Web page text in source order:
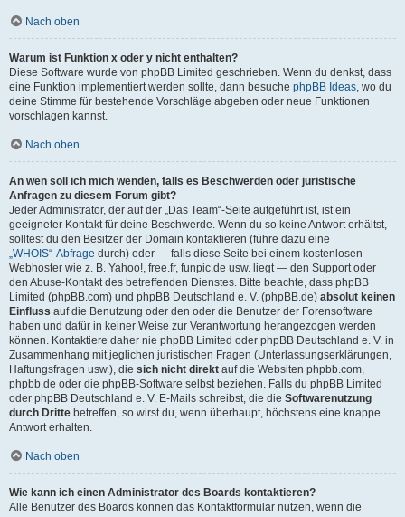
Nach oben
Warum ist Funktion x oder y nicht enthalten?
Diese Software wurde von phpBB Limited geschrieben. Wenn du denkst, dass
eine Funktion implementiert werden sollte, dann besuche phpBB Ideas, wo du
deine Stimme für bestehende Vorschläge abgeben oder neue Funktionen
vorschlagen kannst.
Nach oben
An wen soll ich mich wenden, falls es Beschwerden oder juristische
Anfragen zu diesem Forum gibt?
Jeder Administrator, der auf der „Das Team“-Seite aufgeführt ist, ist ein
geeigneter Kontakt für deine Beschwerde. Wenn du so keine Antwort erhältst,
solltest du den Besitzer der Domain kontaktieren (führe dazu eine
„WHOIS“-Abfrage durch) oder — falls diese Seite bei einem kostenlosen
Webhoster wie z. B. Yahoo!, free.fr, funpic.de usw. liegt — den Support oder
den Abuse-Kontakt des betreffenden Dienstes. Bitte beachte, dass phpBB
Limited (phpBB.com) und phpBB Deutschland e. V. (phpBB.de) absolut keinen
Einfluss auf die Benutzung oder den oder die Benutzer der Forensoftware
haben und dafür in keiner Weise zur Verantwortung herangezogen werden
können. Kontaktiere daher nie phpBB Limited oder phpBB Deutschland e. V. in
Zusammenhang mit jeglichen juristischen Fragen (Unterlassungserklärungen,
Haftungsfragen usw.), die sich nicht direkt auf die Websiten phpbb.com,
phpbb.de oder die phpBB-Software selbst beziehen. Falls du phpBB Limited
oder phpBB Deutschland e. V. E-Mails schreibst, die die Softwarenutzung
durch Dritte betreffen, so wirst du, wenn überhaupt, höchstens eine knappe
Antwort erhalten.
Nach oben
Wie kann ich einen Administrator des Boards kontaktieren?
Alle Benutzer des Boards können das Kontaktformular nutzen, wenn die